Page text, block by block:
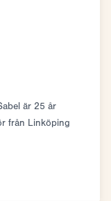
är 25 år
från Linköping